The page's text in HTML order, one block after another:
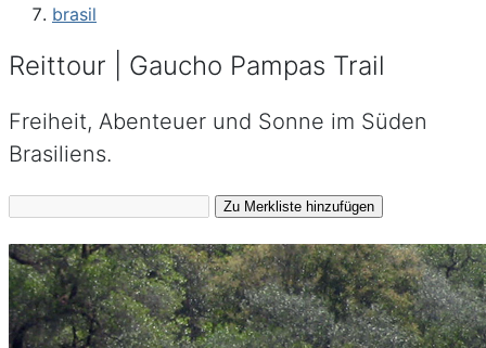
brasil
Reittour | Gaucho Pampas Trail
Freiheit, Abenteuer und Sonne im Süden
Brasiliens.